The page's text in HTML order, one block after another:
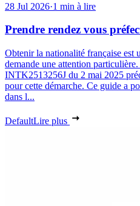
28 Jul 2026·1 min à lire
Prendre rendez vous
Obtenir la nationalité française est
demande une attention
INTK2513256J du 2 mai 2025
pour cette démarche. Ce guide a
dans l...
DefaultLire plus